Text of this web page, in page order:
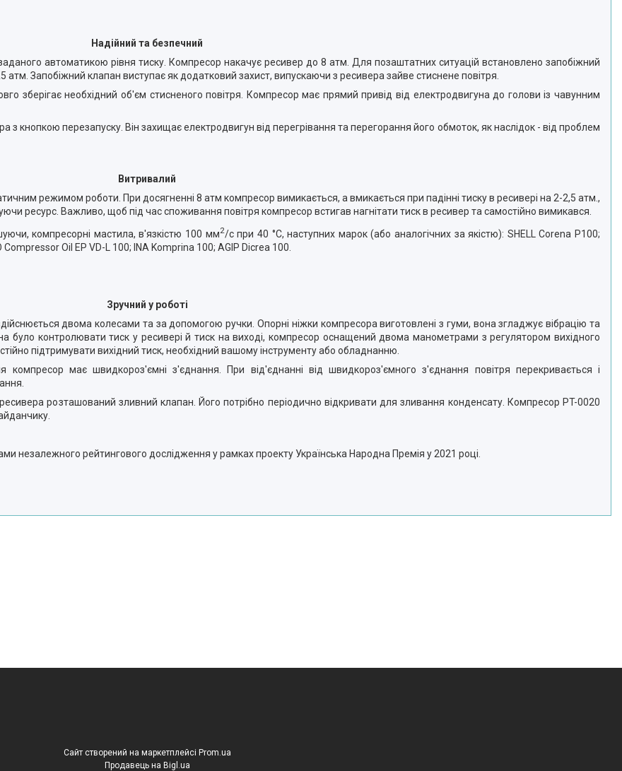
Надійний та безпечний
автоматикою рівня тиску. Компресор накачує ресивер до 8 атм. Для позаштатних ситуацій встановлено запобіжний
атм. Запобіжний клапан виступає як додатковий захист, випускаючи з ресивера зайве стиснене повітря.
зберігає необхідний об'єм стисненого повітря. Компресор має прямий привід від електродвигуна до голови із чавунним
кнопкою перезапуску. Він захищає електродвигун від перегрівання та перегорання його обмоток, як наслідок - від проблем
Витривалий
режимом роботи. При досягненні 8 атм компресор вимикається, а вмикається при падінні тиску в ресивері на 2-2,5 атм.,
ресурс. Важливо, щоб під час споживання повітря компресор встигав нагнітати тиск в ресивер та самостійно вимикався.
компресорні мастила, в'язкістю 100 мм2/с при 40 °C, наступних марок (або аналогічних за якістю): SHELL Corena P100;
Oil EP VD-L 100; INA Komprina 100; AGIP Dicrea 100.
Зручний у роботі
двома колесами та за допомогою ручки. Опорні ніжки компресора виготовлені з гуми, вона згладжує вібрацію та
було контролювати тиск у ресивері й тиск на виході, компресор оснащений двома манометрами з регулятором вихідного
підтримувати вихідний тиск, необхідний вашому інструменту або обладнанню.
має швидкороз'ємні з'єднання. При від'єднанні від швидкороз'ємного з'єднання повітря перекривається і
розташований зливний клапан. Його потрібно періодично відкривати для зливання конденсату. Компресор PT-0020
незалежного рейтингового дослідження у рамках проекту Українська Народна Премія у 2021 році.
Сайт створений на маркетплейсі Prom.ua
Продавець на Bigl.ua